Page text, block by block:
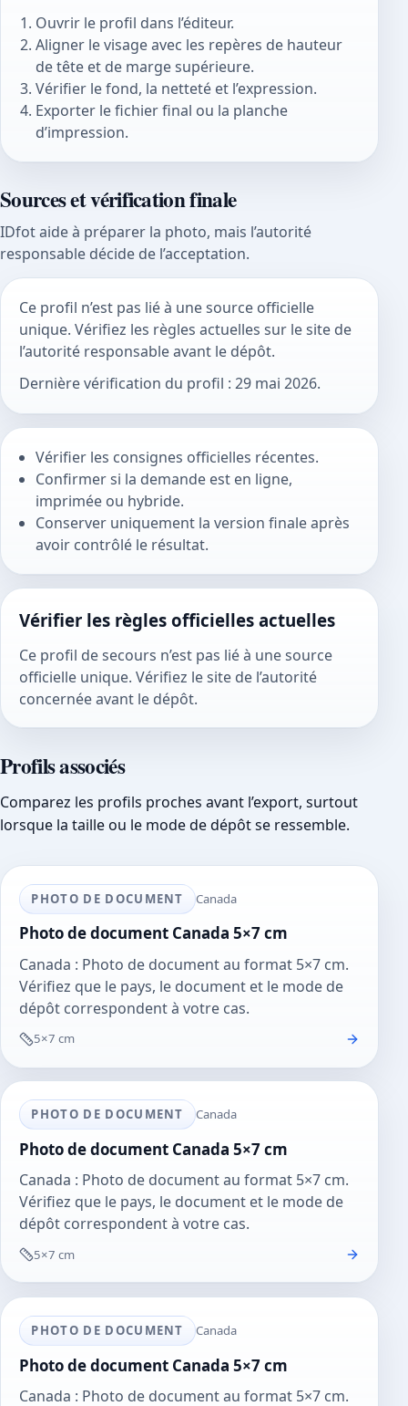
Ouvrir le profil dans l’éditeur.
Aligner le visage avec les repères de hauteur
de tête et de marge supérieure.
Vérifier le fond, la netteté et l’expression.
Exporter le fichier final ou la planche
d’impression.
Sources et vérification finale
IDfot aide à préparer la photo, mais l’autorité
responsable décide de l’acceptation.
Ce profil n’est pas lié à une source officielle
unique. Vérifiez les règles actuelles sur le site de
l’autorité responsable avant le dépôt.
Dernière vérification du profil : 29 mai 2026.
Vérifier les consignes officielles récentes.
Confirmer si la demande est en ligne,
imprimée ou hybride.
Conserver uniquement la version finale après
avoir contrôlé le résultat.
Vérifier les règles officielles actuelles
Ce profil de secours n’est pas lié à une source
officielle unique. Vérifiez le site de l’autorité
concernée avant le dépôt.
Profils associés
Comparez les profils proches avant l’export, surtout
lorsque la taille ou le mode de dépôt se ressemble.
PHOTO DE DOCUMENT Canada
Photo de document Canada 5×7 cm
Canada : Photo de document au format 5×7 cm.
Vérifiez que le pays, le document et le mode de
dépôt correspondent à votre cas.
5×7 cm
PHOTO DE DOCUMENT Canada
Photo de document Canada 5×7 cm
Canada : Photo de document au format 5×7 cm.
Vérifiez que le pays, le document et le mode de
dépôt correspondent à votre cas.
5×7 cm
PHOTO DE DOCUMENT Canada
Photo de document Canada 5×7 cm
Canada : Photo de document au format 5×7 cm.